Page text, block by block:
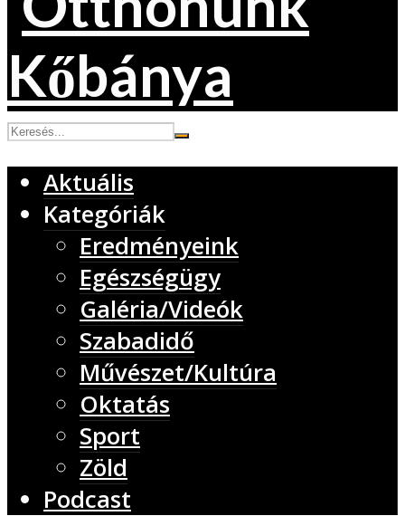
Aktuális
Kategóriák
Eredményeink
Egészségügy
Galéria/Videók
Szabadidő
Művészet/Kultúra
Oktatás
Sport
Zöld
Podcast